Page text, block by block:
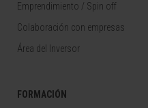
Emprendimiento / Spin off
Colaboración con empresas
Área del Inversor
FORMACIÓN